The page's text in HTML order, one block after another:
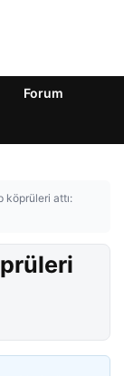
Forum
köprüleri attı: